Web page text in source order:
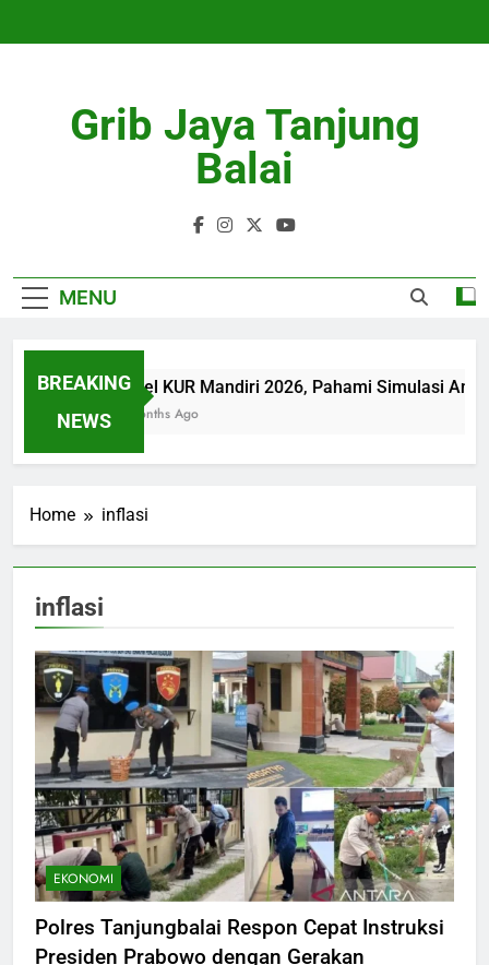
Grib Jaya Tanjung
Balai
MENU
BREAKING
NEWS
Tabel KUR Mandiri 2026, Pahami Simulasi
4 Months Ago
Home inflasi
inflasi
EKONOMI
Polres Tanjungbalai Respon Cepat Instruksi
Presiden Prabowo dengan Gerakan